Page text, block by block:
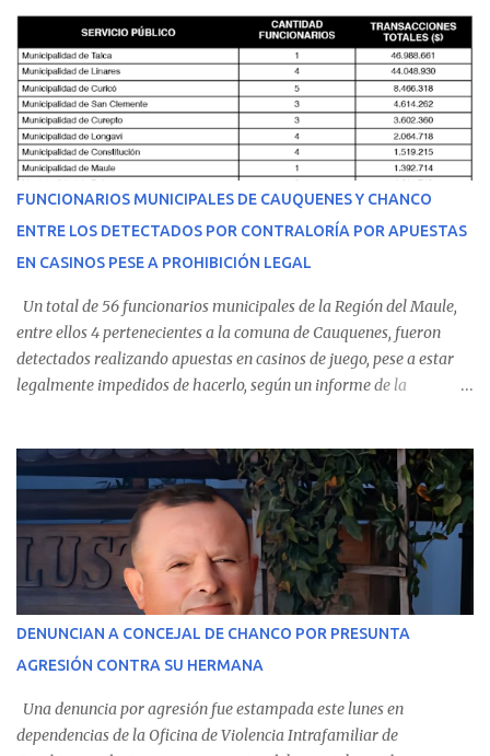
malestares físicos. Dada la complejidad de su estado de salud, el
equipo médico determinó su traslado de urgencia al Hospital
Regional de Talca y dado la urgencia la ambulancia partió hacia
Talca con escolta de Carabineros. En medio del traslado, el
estudiante de medicina de 25 años, se agravó y pese a los esfuerzos
del personal de emergencia terminó falleciendo, sin alcanzar a
recibir atención especializada en el centro de destino. Apenas se
conoció la gravedad de su condición, sus padres —residentes en
Villarrica— se trasladaron a Cauquenes con la esperanza de una
evolución favorable. No obstante, alrededo...
FUNCIONARIOS MUNICIPALES DE CAUQUENES Y CHANCO
ENTRE LOS DETECTADOS POR CONTRALORÍA POR APUESTAS
EN CASINOS PESE A PROHIBICIÓN LEGAL
Un total de 56 funcionarios municipales de la Región del Maule,
entre ellos 4 pertenecientes a la comuna de Cauquenes, fueron
detectados realizando apuestas en casinos de juego, pese a estar
legalmente impedidos de hacerlo, según un informe de la
estableció que estos funcionarios —quienes administran o
custodian fondos públicos— efectuaron transacciones por un
monto total de $116.075.918 entre enero de 2024 y junio de 2025.
En el detalle regional, se indica que en la comuna de Cauquenes se
identificó a cuatro funcionarios involucrados en este tipo de
operaciones. Asimismo, se precisa que uno de los casos
corresponde a un funcionario de la Municipalidad de Chanco,
detectaron incumplimientos a la normativa vigente. El informe
precisa que la mayor cantidad de dinero apostado se registró en
Talca, donde...
DENUNCIAN A CONCEJAL DE CHANCO POR PRESUNTA
AGRESIÓN CONTRA SU HERMANA
Una denuncia por agresión fue estampada este lunes en
dependencias de la Oficina de Violencia Intrafamiliar de